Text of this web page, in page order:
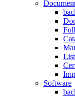
Software